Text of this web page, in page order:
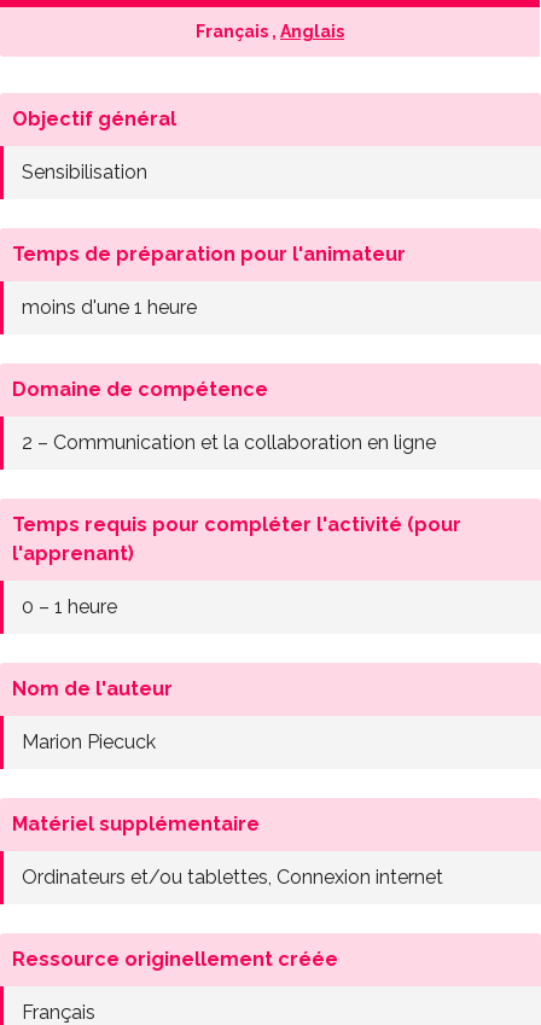
Français , Anglais
Objectif général
Sensibilisation
Temps de préparation pour l'animateur
moins d'une 1 heure
Domaine de compétence
2 – Communication et la collaboration en ligne
Temps requis pour compléter l'activité (pour
l'apprenant)
0 – 1 heure
Nom de l'auteur
Marion Piecuck
Matériel supplémentaire
Ordinateurs et/ou tablettes, Connexion internet
Ressource originellement créée
Français